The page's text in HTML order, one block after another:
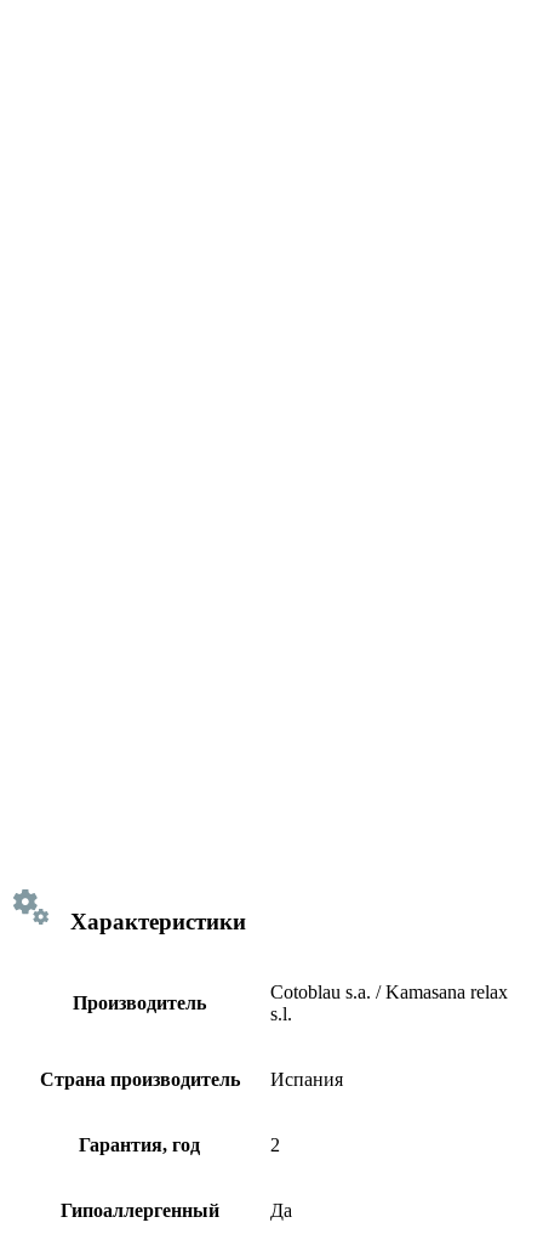
Характеристики
Производитель
Cotoblau s.a. / Kamasana relax
s.l.
Страна производитель Испания
Гарантия, год 2
Гипоаллергенный Да